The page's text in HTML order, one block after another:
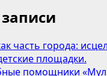
Blueprint
и
Ceremony
снова
часть города:
площадки.
помощники